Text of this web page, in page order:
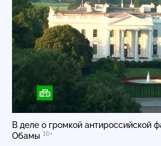
В деле о громкой антироссийской
Обамы 16+